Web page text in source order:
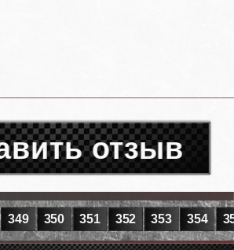
отзыв
349 350 351 352 353 354